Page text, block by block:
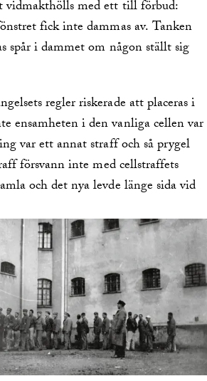
vidmakthölls med ett till förbud:
fick inte dammas av. Tanken
spår i dammet om någon ställt sig
regler riskerade att placeras i
ensamheten i den vanliga cellen var
var ett annat straff och så prygel
försvann inte med cellstraffets
och det nya levde länge sida vid